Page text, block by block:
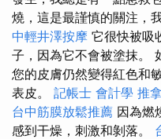
燒，這是最謹慎的關注，
中輕井澤按摩 它很快被吸
子，因為它不會被塗抹。
您的皮膚仍然變得紅色和
表皮。 記帳士 會計學 推
台中筋膜放鬆推薦 因為燃
感到干燥，刺激和剝落。